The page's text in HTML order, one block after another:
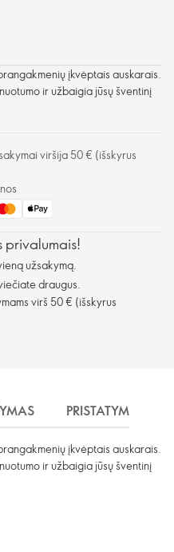
įkvėptais auskarais.
ir užbaigia jūsų šventinį
viršija 50 € (išskyrus
privalumais!
užsakymą.
draugus.
virš 50 € (išskyrus
PRISTATYMAS
įkvėptais auskarais.
ir užbaigia jūsų šventinį